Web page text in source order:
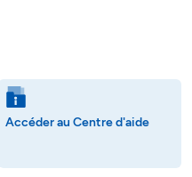
Accéder au Centre d'aide